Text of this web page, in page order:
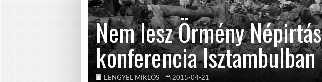
Nem lesz Örmény Népirtás
konferencia Isztambulban
LENGYEL MIKLÓS 2015-04-21